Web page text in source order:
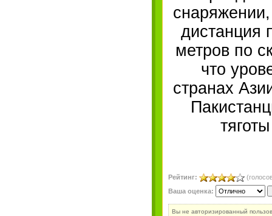
дистанция
метров по
что
странах
Рейтинг:
Ваша оценка:
Вы не авторизированный